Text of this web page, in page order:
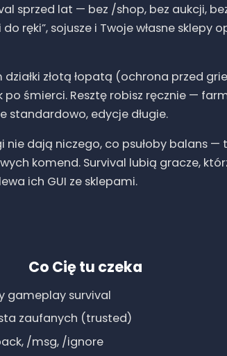
sprzed lat — bez /shop, bez aukcji,
ręki”, sojusze i Twoje własne sklepy
złotą łopatą (ochrona przed
śmierci. Resztę robisz ręcznie —
standardowo, edycje długie.
nie dają niczego, co psułoby balans —
komend. Survival lubią gracze,
ich GUI ze sklepami.
Co Cię tu czeka
gameplay survival
zaufanych (trusted)
/msg, /ignore